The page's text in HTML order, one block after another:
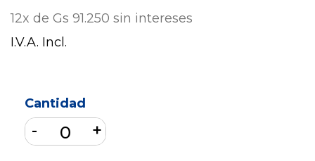
12x de Gs 91.250 sin intereses
I.V.A. Incl.
Cantidad